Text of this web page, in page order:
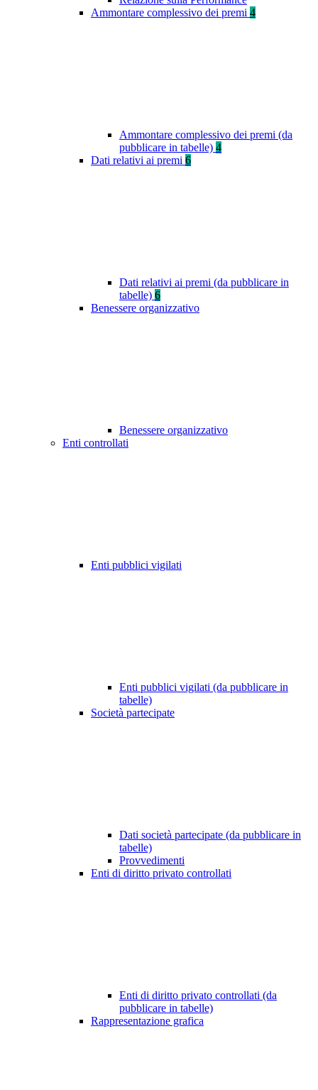
Ammontare complessivo dei premi 4
Ammontare complessivo dei premi (da
pubblicare in tabelle) 4
Dati relativi ai premi 6
Dati relativi ai premi (da pubblicare in
tabelle) 6
Benessere organizzativo
Benessere organizzativo
Enti controllati
Enti pubblici vigilati
Enti pubblici vigilati (da pubblicare in
tabelle)
Società partecipate
Dati società partecipate (da pubblicare in
tabelle)
Provvedimenti
Enti di diritto privato controllati
Enti di diritto privato controllati (da
pubblicare in tabelle)
Rappresentazione grafica